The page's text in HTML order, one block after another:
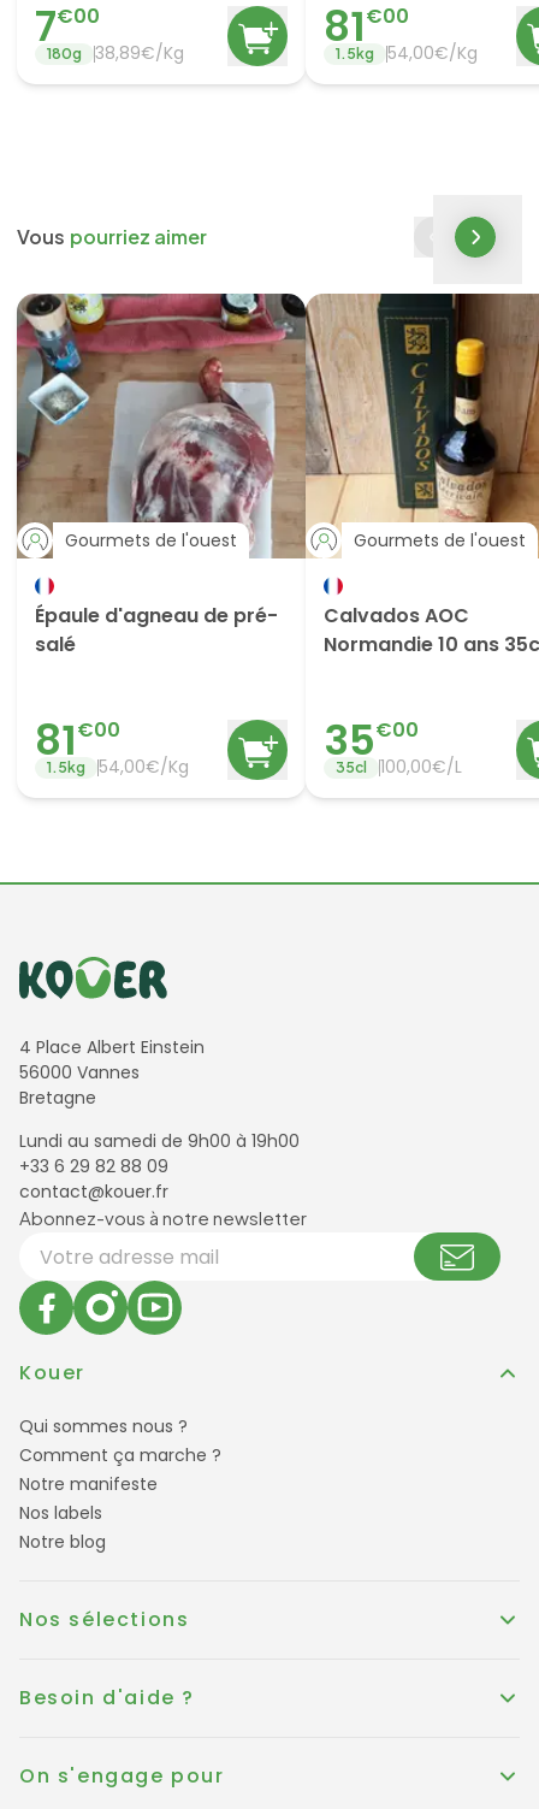
7€00
180g 38,89€/Kg 81€00
1.5kg 54,00€/Kg
Vous pourriez aimer
Gourmets de l'ouest
Épaule d'agneau de pré-
salé
81€00
1.5kg 54,00€/Kg
Gourmets de l'ouest
Calvados AOC
Normandie 10 ans
35€00
35cl 100,00€/L
Informations de contact
4 Place Albert Einstein
56000 Vannes
Bretagne
Lundi au samedi de 9h00 à 19h00
+33 6 29 82 88 09
contact@kouer.fr
Newsletter et réseaux sociaux
Abonnez-vous à notre newsletter
Votre adresse email
Kouer
Qui sommes nous ?
Comment ça marche ?
Notre manifeste
Nos labels
Notre blog
Nos sélections
Besoin d'aide ?
On s'engage pour